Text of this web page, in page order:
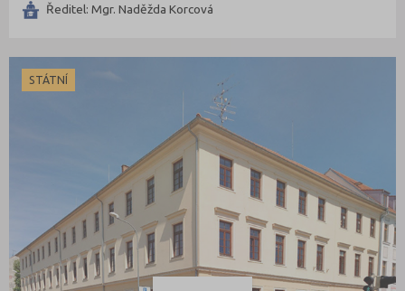
Ředitel: Mgr. Naděžda Korcová
STÁTNÍ